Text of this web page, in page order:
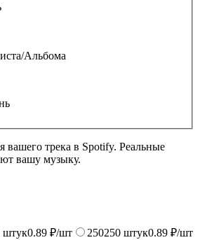
Альбома
трека в Spotify. Реальные
вашу музыку.
штук0.89 ₽/шт 250250 штук0.89 ₽/шт